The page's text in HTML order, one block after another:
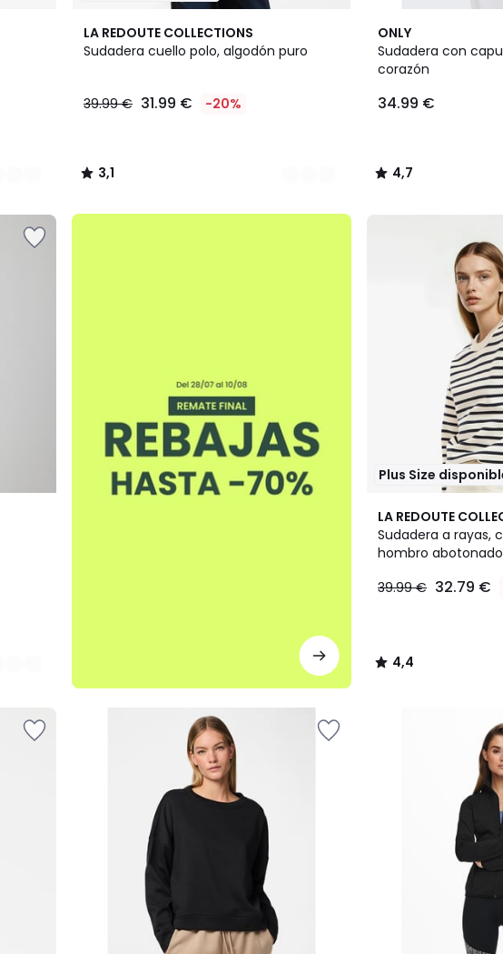
LA REDOUTE COLLECTIONS
Sudadera cuello polo, algodón puro
39.99 € 31.99 € -20%
3,1
/
2
Colores
3,1
/
ONLY
Sudadera con
corazón
34.99 €
4,7
/ 5
3
Colores
4,7
/
.
Plus Size
LA REDOUTE
Sudadera a rayas,
hombro abotonado
39.99 € 32.79 €
4,4
/ 5
4,4
/